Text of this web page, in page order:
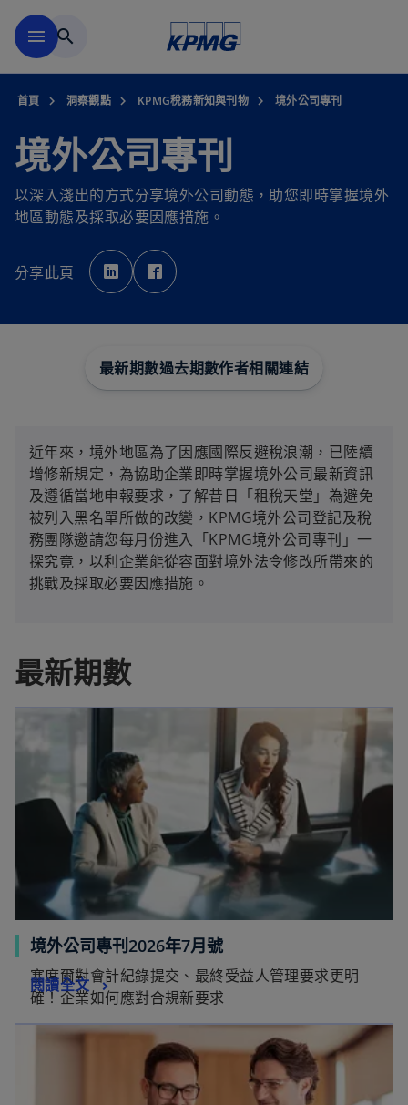
menu search
首頁 洞察觀點 KPMG稅務新知與刊物 境外公司專刊
境外公司專刊
以深入淺出的方式分享境外公司動態，助您即時掌握境外
地區動態及採取必要因應措施。
分享此頁
在
新
標
籤
新
標
最新期數過去期數作者相關連結
近年來，境外地區為了因應國際反避稅浪潮，已陸續
增修新規定，為協助企業即時掌握境外公司最新資訊
及遵循當地申報要求，了解昔日「租稅天堂」為避免
被列入黑名單所做的改變，KPMG境外公司登記及稅
務團隊邀請您每月份進入「KPMG境外公司專刊」一
探究竟，以利企業能從容面對境外法令修改所帶來的
挑戰及採取必要因應措施。
最新期數
境外公司專刊2026年7月號
塞席爾對會計紀錄提交、最終受益人管理要求更明
確！企業如何應對合規新要求
閱讀全文